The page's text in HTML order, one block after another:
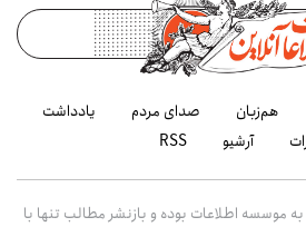
هم‌زبان صدای مردم
یادداشت
آرشیو RSS
موسسه اطلاعات بوده و بازنشر مطالب تنها با